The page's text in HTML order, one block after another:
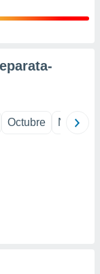
Octubre